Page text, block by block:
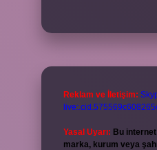
Reklam ve İletişim:
Yasal Uyarı: Bu
marka, kurum veya